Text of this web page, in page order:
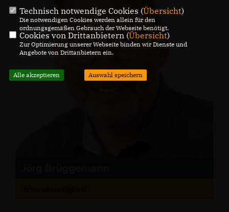
Technisch notwendige Cookies (Übersicht)
Die notwendigen Cookies werden allein für den
ordnungsgemäßen Gebrauch der Webseite benötigt.
Cookies von Drittanbietern (Übersicht)
Zur Optimierung unserer Webseite binden wir Dienste und
Angebote von Drittanbietern ein.
Alle akzeptieren Auswahl speichern